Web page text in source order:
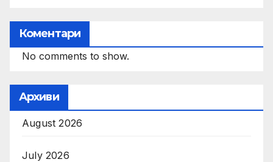
Коментари
No comments to show.
Архиви
August 2026
July 2026